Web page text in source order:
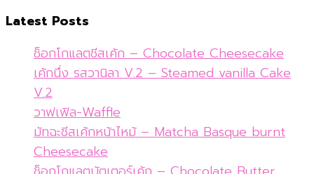
Latest Posts
ช็อกโกแลตชีสเค้ก – Chocolate Cheesecake
เค้กนึ่ง รสวานิลา V.2 – Steamed vanilla Cake
V.2
วาฟเฟิล-Waffle
มัทฉะชีสเค้กหน้าไหม้ – Matcha Basque burnt
Cheesecake